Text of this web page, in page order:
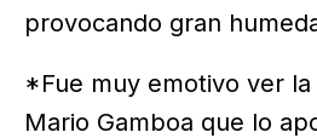
provocando gran
*Fue muy emotivo ver la
Mario Gamboa que lo